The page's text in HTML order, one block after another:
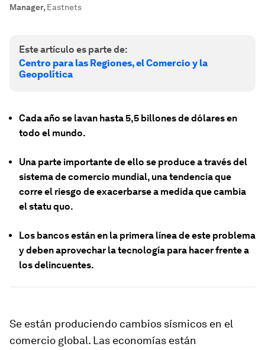
Manager, Eastnets
Este artículo es parte de:
Centro para las Regiones, el Comercio y la
Geopolítica
Cada año se lavan hasta 5,5 billones de dólares en
todo el mundo.
Una parte importante de ello se produce a través del
sistema de comercio mundial, una tendencia que
corre el riesgo de exacerbarse a medida que cambia
el statu quo.
Los bancos están en la primera línea de este problema
y deben aprovechar la tecnología para hacer frente a
los delincuentes.
Se están produciendo cambios sísmicos en el
comercio global. Las economías están